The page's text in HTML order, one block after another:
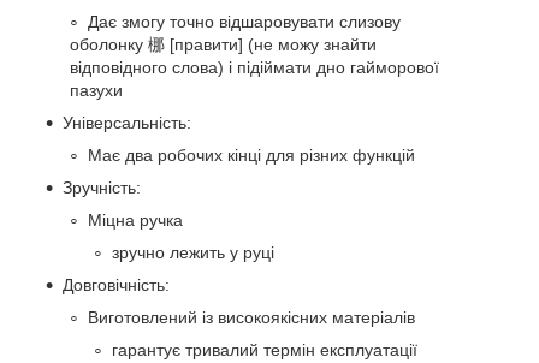
Дає змогу точно відшаровувати слизову
оболонку 梛 [правити] (не можу знайти
відповідного слова) і підіймати дно гайморової
пазухи
Універсальність:
Має два робочих кінці для різних функцій
Зручність:
Міцна ручка
зручно лежить у руці
Довговічність:
Виготовлений із високоякісних матеріалів
гарантує тривалий термін експлуатації